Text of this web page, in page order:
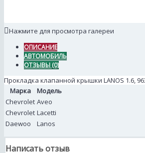
Нажмите для просмотра галереи
ОПИСАНИЕ
АВТОМОБИЛЬ
ОТЗЫВЫ (0)
Прокладка клапанной крышки LANOS 1.6,
Марка
Модель
Chevrolet Aveo
Chevrolet Lacetti
Daewoo
Lanos
Написать отзыв